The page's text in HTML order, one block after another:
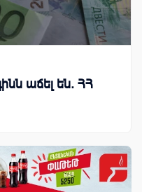
աճել են. ՀՀ